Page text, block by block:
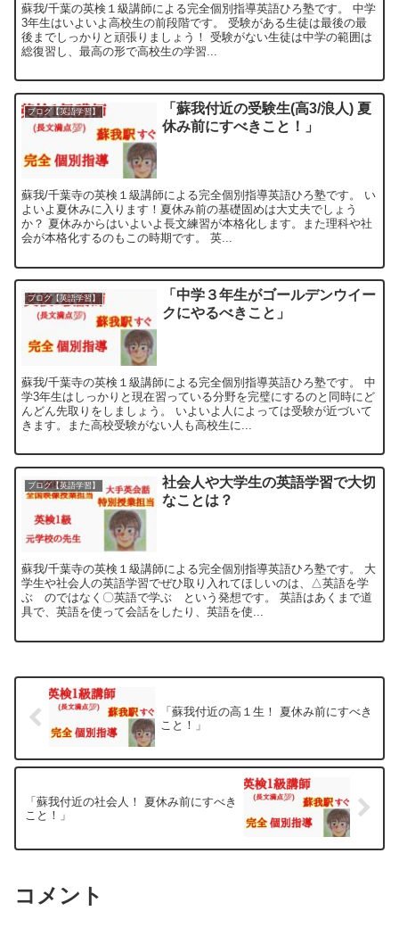
蘇我/千葉の英検１級講師による完全個別指導英語ひろ塾です。 中学
3年生はいよいよ高校生の前段階です。 受験がある生徒は最後の最
後までしっかりと頑張りましょう！ 受験がない生徒は中学の範囲は
総復習し、最高の形で高校生の学習...
ブログ【英語学習】
「蘇我付近の受験生(高3/浪人) 夏
休み前にすべきこと！」
蘇我/千葉寺の英検１級講師による完全個別指導英語ひろ塾です。 い
よいよ夏休みに入ります！夏休み前の基礎固めは大丈夫でしょう
か？ 夏休みからはいよいよ長文練習が本格化します。また理科や社
会が本格化するのもこの時期です。 英...
ブログ【英語学習】
「中学３年生がゴールデンウイー
クにやるべきこと」
蘇我/千葉寺の英検１級講師による完全個別指導英語ひろ塾です。 中
学3年生はしっかりと現在習っている分野を完璧にするのと同時にど
んどん先取りをしましょう。 いよいよ人によっては受験が近づいて
きます。また高校受験がない人も高校生に...
ブログ【英語学習】
社会人や大学生の英語学習で大切
なことは？
蘇我/千葉寺の英検１級講師による完全個別指導英語ひろ塾です。 大
学生や社会人の英語学習でぜひ取り入れてほしいのは、△英語を学
ぶ のではなく〇英語で学ぶ という発想です。 英語はあくまで道
具で、英語を使って会話をしたり、英語を使...
「蘇我付近の高１生！ 夏休み前にすべき
こと！」
「蘇我付近の社会人！ 夏休み前にすべき
こと！」
コメント